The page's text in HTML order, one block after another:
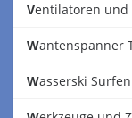
Ventilatoren
Wantenspanner
Wasserski